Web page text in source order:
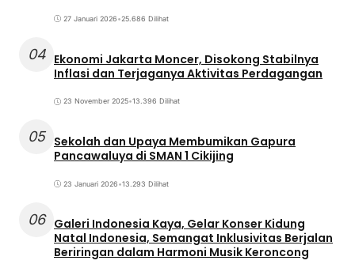
27 Januari 2026•25.686 Dilihat
04 Ekonomi Jakarta Moncer, Disokong Stabilnya
Inflasi dan Terjaganya Aktivitas Perdagangan
23 November 2025•13.396 Dilihat
05 Sekolah dan Upaya Membumikan Gapura
Pancawaluya di SMAN 1 Cikijing
23 Januari 2026•13.293 Dilihat
06 Galeri Indonesia Kaya, Gelar Konser Kidung
Natal Indonesia, Semangat Inklusivitas Berjalan
Beriringan dalam Harmoni Musik Keroncong